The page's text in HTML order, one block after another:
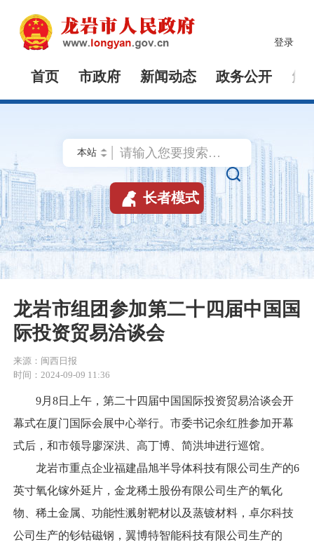
登录
首页 市政府 新闻动态 政务公开 解

 长者模式
龙岩市组团参加第二十四届中国国
际投资贸易洽谈会
来源：闽西日报
时间：2024-09-09 11:36
9月8日上午，第二十四届中国国际投资贸易洽谈会开
幕式在厦门国际会展中心举行。市委书记余红胜参加开幕
式后，和市领导廖深洪、高丁博、简洪坤进行巡馆。
龙岩市重点企业福建晶旭半导体科技有限公司生产的6
英寸氧化镓外延片，金龙稀土股份有限公司生产的氧化
物、稀土金属、功能性溅射靶材以及蒸镀材料，卓尔科技
公司生产的钐钴磁钢，翼博特智能科技有限公司生产的